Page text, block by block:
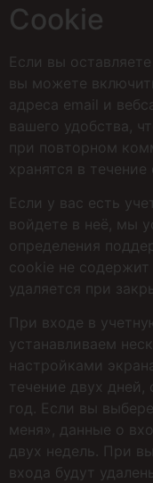
Сookie
Если вы
вы можете
адреса email и
вашего удобства,
при повторном
хранятся в течение
Если у вас есть
войдете в неё, мы
определения
сookie не
удаляется при
При входе в
устанавливаем
настройками
течение двух
год. Если вы
меня», данные о
двух недель. При
входа будут